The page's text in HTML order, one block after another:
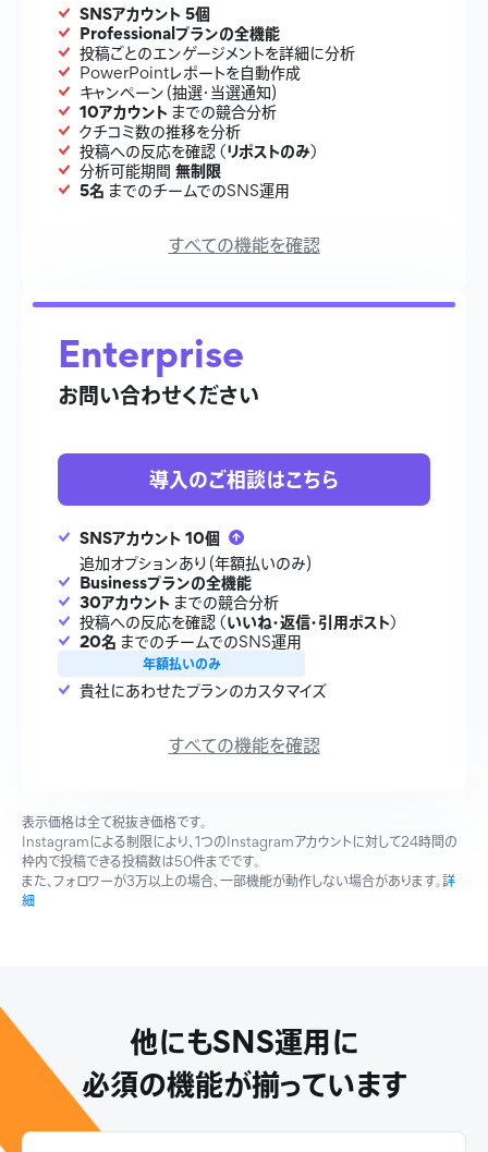
SNSアカウント 5個
Professionalプランの全機能
投稿ごとのエンゲージメントを詳細に分析
PowerPointレポートを自動作成
キャンペーン（抽選・当選通知）
10アカウント までの競合分析
クチコミ数の推移を分析
投稿への反応を確認 (リポストのみ)
分析可能期間 無制限
5名 までのチームでのSNS運用
すべての機能を確認
Enterprise
お問い合わせください
導入のご相談はこちら
SNSアカウント 10個
追加オプションあり（年額払いのみ）
Businessプランの全機能
30アカウント までの競合分析
投稿への反応を確認 (いいね・返信・引用ポスト)
20名 までのチームでのSNS運用
年額払いのみ
貴社にあわせたプランのカスタマイズ
すべての機能を確認
表示価格は全て税抜き価格です。
Instagramによる制限により、1つのInstagramアカウントに対して24時間の
枠内で投稿できる投稿数は50件までです。
また、フォロワーが3万以上の場合、一部機能が動作しない場合があります。詳
細
他にもSNS運用に
必須の機能が揃っています